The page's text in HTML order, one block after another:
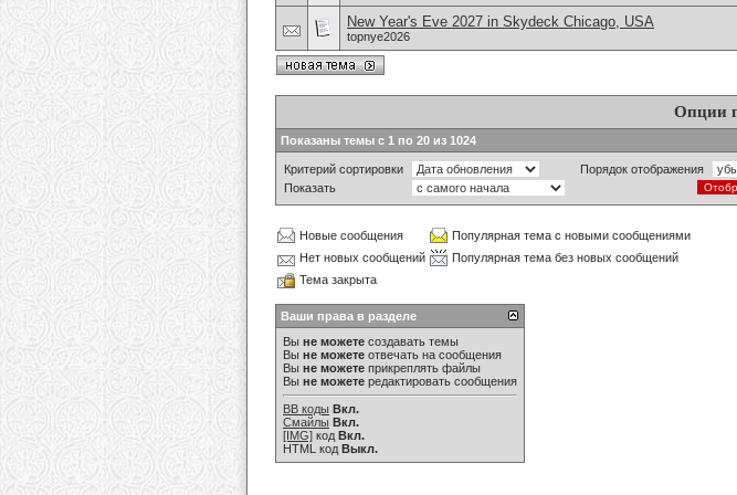
New Year's Eve 2027 in Skydeck Chicago, USA
topnye2026
Опции
Показаны темы с 1 по 20 из 1024
Критерий сортировки
Порядок отображения
Показать
Новые сообщения
Популярная тема с новыми сообщениями
Нет новых сообщений
Популярная тема без новых сообщений
Тема закрыта
Ваши права в разделе
Вы не можете создавать темы
Вы не можете отвечать на сообщения
Вы не можете прикреплять файлы
Вы не можете редактировать сообщения
BB коды Вкл.
Смайлы Вкл.
[IMG] код Вкл.
HTML код Выкл.